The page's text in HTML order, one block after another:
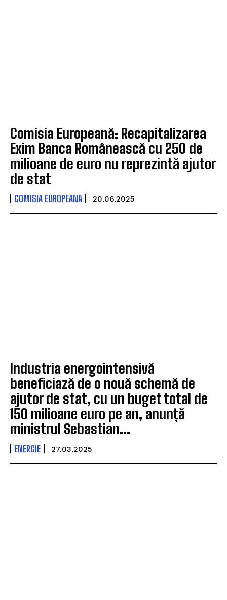
Comisia Europeană: Recapitalizarea
Exim Banca Românească cu 250 de
milioane de euro nu reprezintă ajutor
de stat
COMISIA EUROPEANA 20.06.2025
Industria energointensivă
beneficiază de o nouă schemă de
ajutor de stat, cu un buget total de
150 milioane euro pe an, anunță
ministrul Sebastian...
ENERGIE 27.03.2025